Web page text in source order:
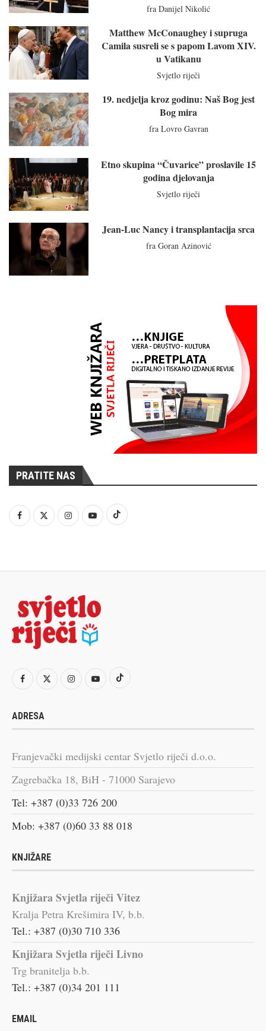
fra Danijel Nikolić
Matthew McConaughey i supruga
Camila susreli se s papom Lavom XIV.
u Vatikanu
Svjetlo riječi
19. nedjelja kroz godinu: Naš Bog jest
Bog mira
fra Lovro Gavran
Etno skupina “Čuvarice” proslavile 15
godina djelovanja
Svjetlo riječi
Jean-Luc Nancy i transplantacija srca
fra Goran Azinović
PRATITE NAS
ADRESA
Franjevački medijski centar Svjetlo riječi d.o.o.
Zagrebačka 18, BiH - 71000 Sarajevo
Tel: +387 (0)33 726 200
Mob: +387 (0)60 33 88 018
KNJIŽARE
Knjižara Svjetla riječi Vitez
Kralja Petra Krešimira IV, b.b.
Tel.: +387 (0)30 710 336
Knjižara Svjetla riječi Livno
Trg branitelja b.b.
Tel.: +387 (0)34 201 111
EMAIL